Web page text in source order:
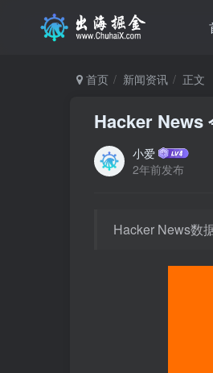
首页 新闻资讯 正文
Hacker News
小爱
2年前发布
Hacker News数